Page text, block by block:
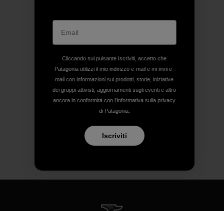
Cliccando sul pulsante Iscriviti, accetto che
Patagonia utilizzi il mio indirizzo e-mail e mi invii e-
mail con informazioni sui prodotti, storie, iniziative
dei gruppi attivisti, aggiornamenti sugli eventi e altro
ancora in conformità con l'Informativa sulla privacy
di Patagonia.
Iscriviti